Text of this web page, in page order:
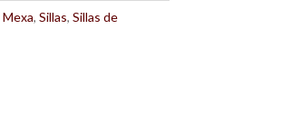
Mexa, Sillas, Sillas de